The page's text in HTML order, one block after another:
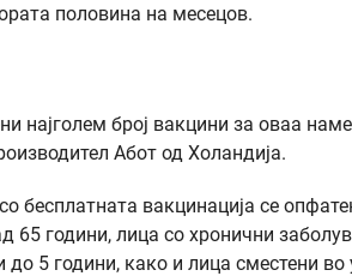
половина на месецов.
најголем број вакцини за оваа
Абот од Холандија.
бесплатната вакцинација се
65 години, лица со хронични
до 5 години, како и лица сместени